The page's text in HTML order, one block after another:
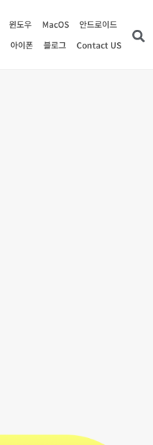
윈도우 MacOS
안드로이드
아이폰
블로그 Contact US